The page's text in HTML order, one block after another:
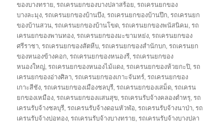
ของบางทราย,รถเครนยกของบางปลาสร้อย,รถเครนยกของ
บางละมุง,รถเครนยกของบ้านบึง,รถเครนยกของบ้านปึก,รถเครนยก
ของบ้านสวน,รถเครนยกของบ้านโขด,รถเครนยกของพนัสนิคม,รถ
เครนยกของพานทอง,รถเครนยกของมะขามหย่ง,รถเครนยกของ
ศรีราชา,รถเครนยกของสัตหีบ,รถเครนยกของสำนักบก,รถเครนยก
ของหนองข้างคอก,รถเครนยกของหนองรี,รถเครนยกของ
หนองใหญ่,รถเครนยกของหนองไม้แดง,รถเครนยกของห้วยกะปิ,รถ
เครนยกของอ่างศิลา,รถเครนยกของเกาะจันทร์,รถเครนยกของ
เกาะสีชัง,รถเครนยกของเมืองชลบุรี,รถเครนยกของเสม็ด,รถเครน
ยกของเหมือง,รถเครนยกของแสนสุข,รถเครนรับจ้างคลองตำหรุ,รถ
เครนรับจ้างชลบุรี,รถเครนรับจ้างดอนหัวฬ่อ,รถเครนรับจ้างนาป่า,รถ
เครนรับจ้างบ่อทอง,รถเครนรับจ้างบางทราย,รถเครนรับจ้างบางปลา